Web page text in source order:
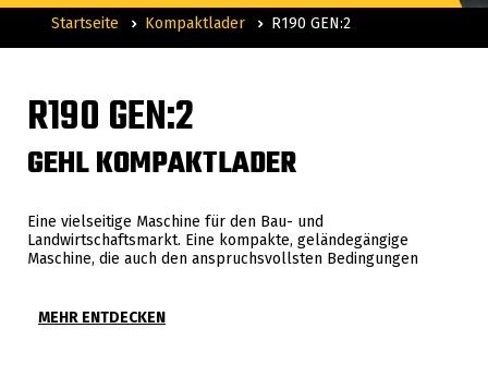
Startseite Kompaktlader R190 GEN:2
R190 GEN:2
GEHL KOMPAKTLADER
Eine vielseitige Maschine für den Bau- und
Landwirtschaftsmarkt. Eine kompakte, geländegängige
Maschine, die auch den anspruchsvollsten Bedingungen
vereint.
MEHR ENTDECKEN